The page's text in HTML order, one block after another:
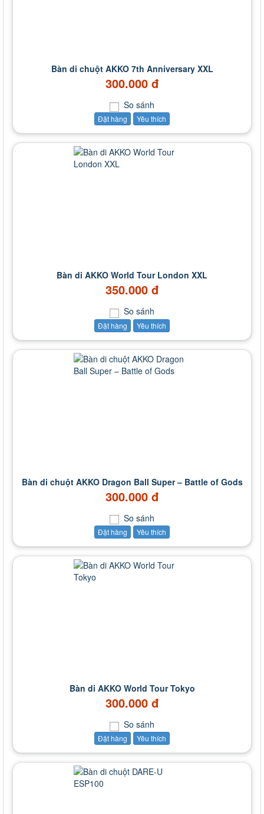
Bàn di chuột AKKO 7th Anniversary XXL
300.000 đ
So sánh
Đặt hàng Yêu thích
Bàn di AKKO World Tour London XXL
350.000 đ
So sánh
Đặt hàng Yêu thích
Bàn di chuột AKKO Dragon Ball Super – Battle of Gods
300.000 đ
So sánh
Đặt hàng Yêu thích
Bàn di AKKO World Tour Tokyo
300.000 đ
So sánh
Đặt hàng Yêu thích